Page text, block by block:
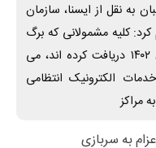
به نقل از ایسنا، سازمان
کرد: کلیه مشمولانی که برگ
آماده به خدمت به تاریخ دی ماه سال ۱۴۰۲ دریافت کرده اند، می
الکترونیک انتظامی